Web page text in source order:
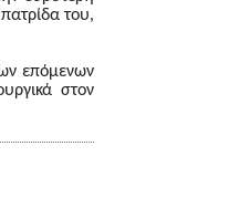
του,
επόμενων
στον